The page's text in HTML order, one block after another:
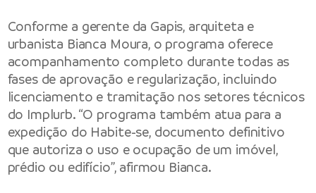
Conforme a gerente da Gapis, arquiteta e
urbanista Bianca Moura, o programa oferece
acompanhamento completo durante todas as
fases de aprovação e regularização, incluindo
licenciamento e tramitação nos setores técnicos
do Implurb. “O programa também atua para a
expedição do Habite-se, documento definitivo
que autoriza o uso e ocupação de um imóvel,
prédio ou edifício”, afirmou Bianca.